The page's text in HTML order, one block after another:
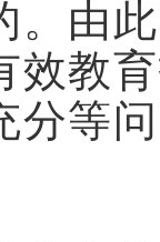
。由
效教
分等